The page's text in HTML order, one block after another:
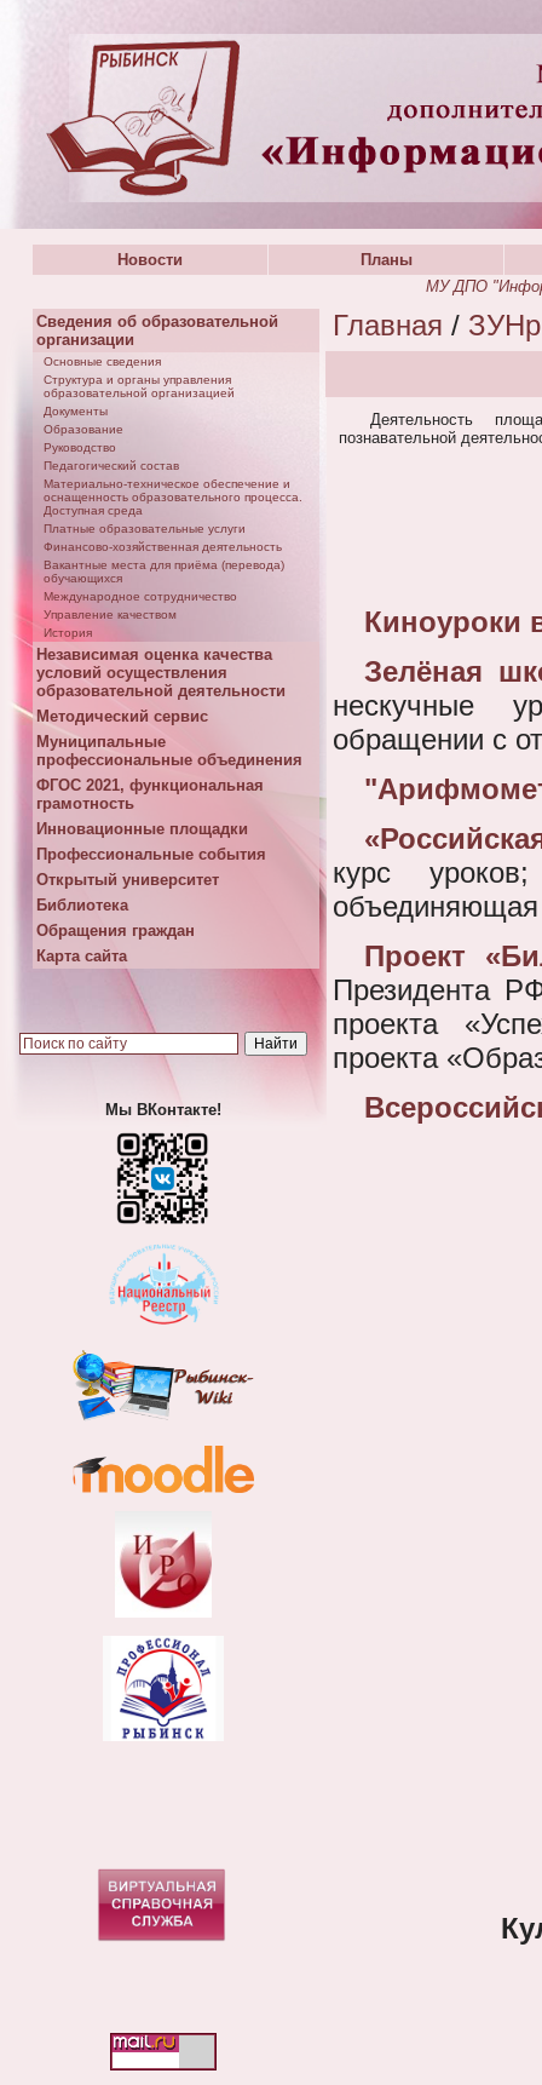
Новости
Планы
МУ ДПО
Сведения об образовательной
организации
Основные сведения
Структура и органы управления
образовательной организацией
Документы
Образование
Руководство
Педагогический состав
Материально-техническое обеспечение и
оснащенность образовательного процесса.
Доступная среда
Платные образовательные услуги
Финансово-хозяйственная деятельность
Вакантные места для приёма (перевода)
обучающихся
Международное сотрудничество
Управление качеством
История
Независимая оценка качества
условий осуществления
образовательной деятельности
Методический сервис
Муниципальные
профессиональные объединения
ФГОС 2021, функциональная
грамотность
Инновационные площадки
Профессиональные события
Открытый университет
Библиотека
Обращения граждан
Карта сайта
Мы ВКонтакте!
Главная /
Деятельность
познавательной
Киноуроки
Зелёная
нескучные
обращении с
курс
объединяющая
Проект
Президента
проекта
проекта